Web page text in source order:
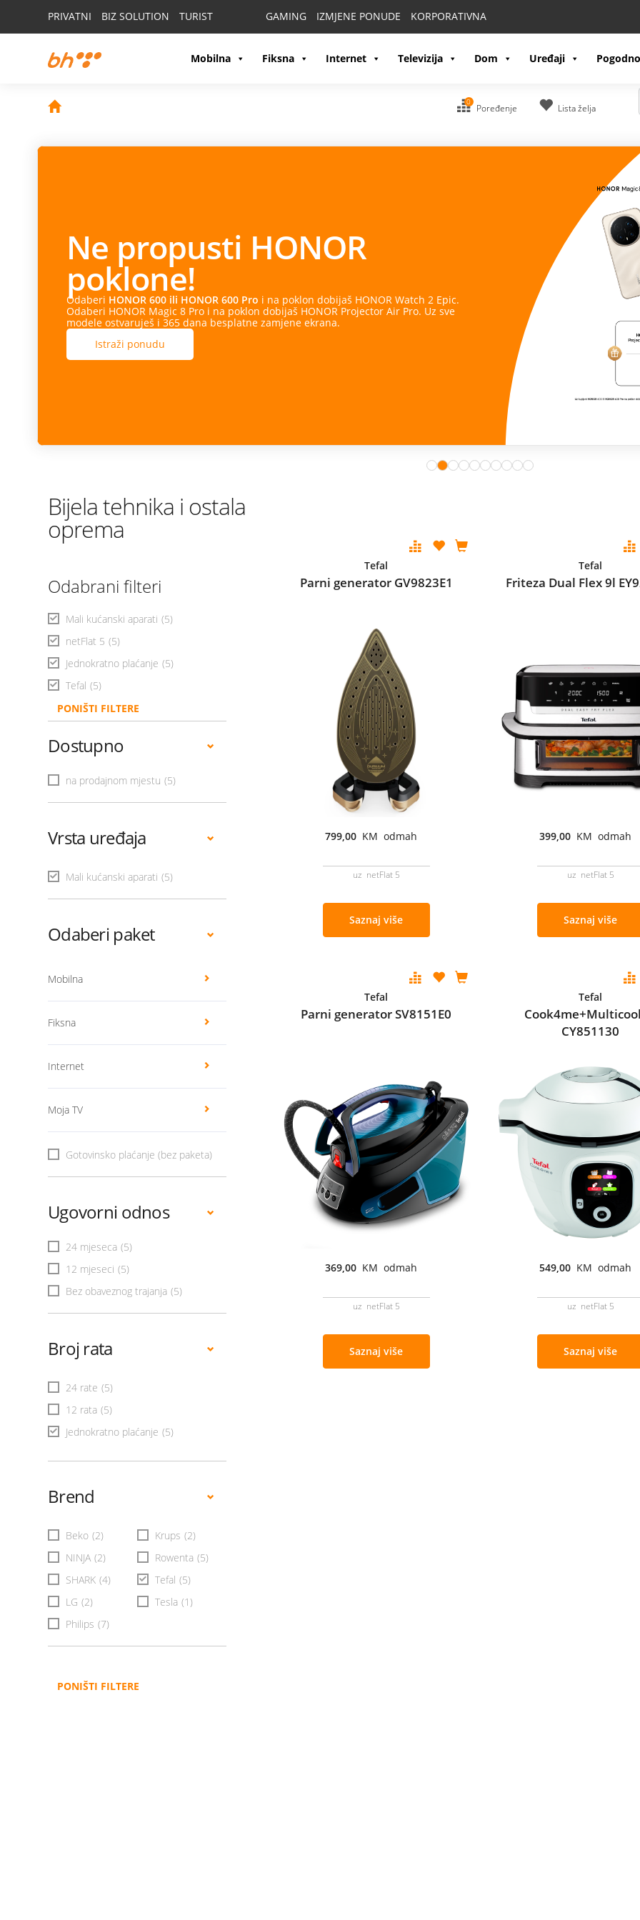
PRIVATNI BIZ SOLUTION TURIST GAMING IZMJENE PONUDE KORPORATIVNA
Mobilna Fiksna Internet Televizija Dom Uređaji
0
Poređenje Lista želja
Ne propusti HONOR
poklone!
Odaberi HONOR 600 ili HONOR 600 Pro i na poklon dobijaš HONOR Watch 2 Epic.
Odaberi HONOR Magic 8 Pro i na poklon dobijaš HONOR Projector Air Pro. Uz sve
modele ostvaruješ i 365 dana besplatne zamjene ekrana.
Istraži ponudu
Bijela tehnika i ostala
oprema
Odabrani filteri
Mali kućanski aparati (5)
netFlat 5 (5)
Jednokratno plaćanje (5)
Tefal (5)
PONIŠTI FILTERE
Dostupno
na prodajnom mjestu (5)
Vrsta uređaja
Mali kućanski aparati (5)
Odaberi paket
Mobilna
Fiksna
Internet
Moja TV
Gotovinsko plaćanje (bez paketa)
Ugovorni odnos
24 mjeseca (5)
12 mjeseci (5)
Bez obaveznog trajanja (5)
Broj rata
24 rate (5)
12 rata (5)
Jednokratno plaćanje (5)
Brend
Beko (2) Krups (2)
NINJA (2) Rowenta (5)
SHARK (4) Tefal (5)
LG (2) Tesla (1)
Philips (7)
PONIŠTI FILTERE
Tefal
Parni generator GV9823E1
799,00 KM odmah
uz netFlat 5
Saznaj više
Tefal
Friteza Dual Flex 9l
399,00 KM odmah
uz netFlat 5
Saznaj više
Tefal
Parni generator SV8151E0
369,00 KM odmah
uz netFlat 5
Saznaj više
Tefal
CY851130
549,00 KM odmah
uz netFlat 5
Saznaj više